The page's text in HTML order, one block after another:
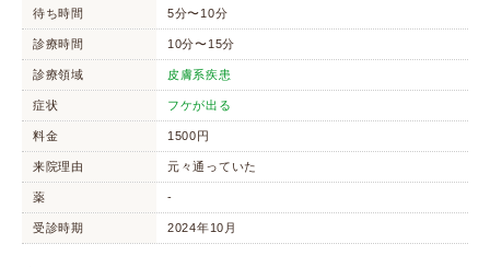
待ち時間 5分〜10分
診療時間 10分〜15分
診療領域 皮膚系疾患
症状 フケが出る
料金 1500円
来院理由 元々通っていた
薬 -
受診時期 2024年10月